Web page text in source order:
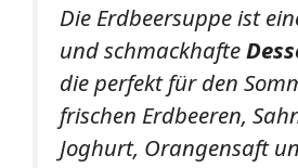
Die Erdbeersuppe ist
und schmackhafte
die perfekt für den
frischen Erdbeeren,
Joghurt, Orangensaft